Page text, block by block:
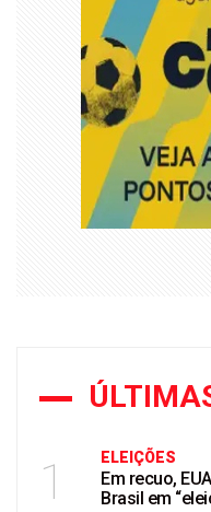
1 ELEIÇÕES
Em recuo,
Brasil em